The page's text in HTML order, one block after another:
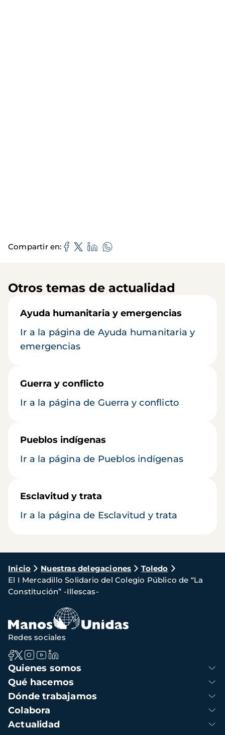
Compartir en
Otros temas de actualidad
Ayuda humanitaria y emergencias
Ir a la página de Ayuda humanitaria y
emergencias
Guerra y conflicto
Ir a la página de Guerra y conflicto
Pueblos indígenas
Ir a la página de Pueblos indígenas
Esclavitud y trata
Ir a la página de Esclavitud y trata
Ruta
de
navegación
Inicio Nuestras delegaciones
Toledo
El I Mercadillo Solidario del Colegio Público de “La
Constitución” -Illescas-
Navegación
principal
Quienes somos
Qué hacemos
Dónde trabajamos
Colabora
Actualidad
Redes sociales